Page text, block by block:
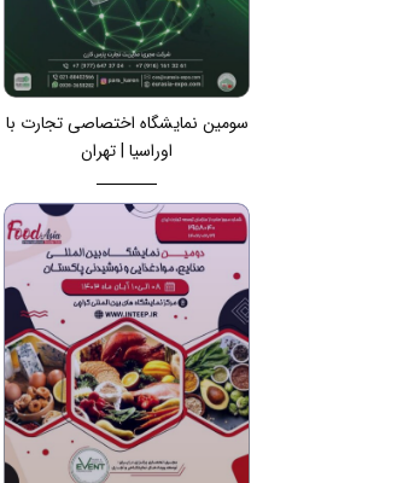
سومین نمایشگاه اختصاصی تجارت با
اوراسیا | تهران